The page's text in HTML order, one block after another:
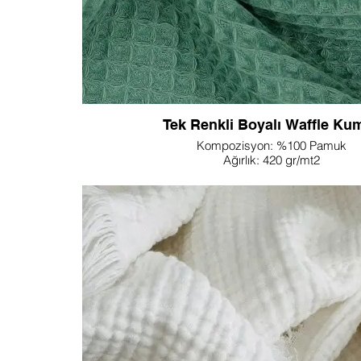
Tek Renkli Boyalı Waffle
Kompozisyon: %100 Pamuk
Ağırlık: 420 gr/mt2
Desen: Tasarımınıza göre
NOT: Farklı ağırlık veya genişlik istiyorsanız
Konfor ve stilin lüks bir karışımı olan Lupin Textile'in
Waffle Kumaşının dokusal zarafetine kendinizi
şekilde üretilen bu kumaş, hoş bir dokunsal deneyim
waffle örgüsüne sahiptir. Tek renkli boyama işlemi,
tutarlı ve zengin bir renk tonu sağlayarak, sofistike
Şık ev kıyafetleri ve rahat ev tekstilleri yaratmaktan
zamansız kıyafetler tasarlamaya kadar çeşitli
Lupine Textile'in Tek Renkli Boyalı Waffle Kumaşı,
konfor hem de rafine estetiğin bir öyküsünü